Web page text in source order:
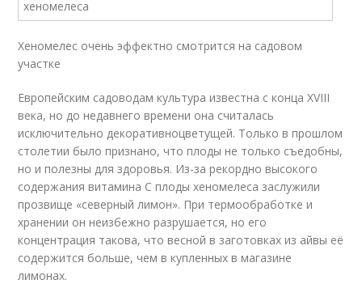
Хеномелес очень эффектно смотрится на садовом
участке
Европейским садоводам культура известна с конца XVIII
века, но до недавнего времени она считалась
исключительно декоративноцветущей. Только в прошлом
столетии было признано, что плоды не только съедобны,
но и полезны для здоровья. Из-за рекордно высокого
содержания витамина С плоды хеномелеса заслужили
прозвище «северный лимон». При термообработке и
хранении он неизбежно разрушается, но его
концентрация такова, что весной в заготовках из айвы её
содержится больше, чем в купленных в магазине
лимонах.